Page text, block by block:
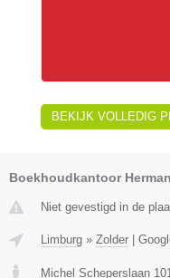
BEKIJK VOLLEDIG
Boekhoudkantoor
Niet gevestigd in de
Limburg » Zolder
Michel Scheperslaan